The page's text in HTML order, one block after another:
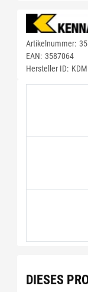
Artikelnummer:
EAN: 3587064
Hersteller ID:
DIESES